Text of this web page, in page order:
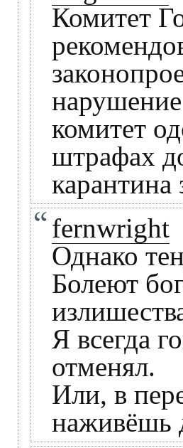
Комитет
комитет
штрафах
fernwright
Однако
Болеют
Я всегда
отменял.
Или, в
наживёшь